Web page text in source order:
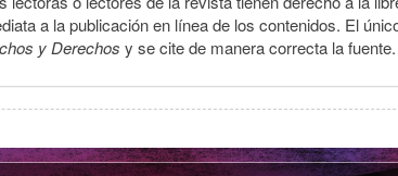
a la publicación en línea de los contenidos. El
y Derechos y se cite de manera correcta la fuente.